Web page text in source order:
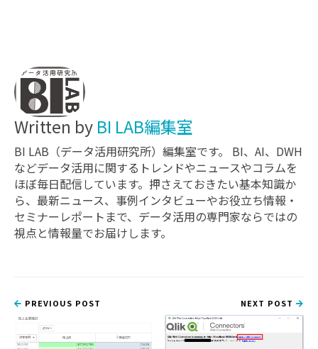
Written by BI LAB編集室
BI LAB（データ活用研究所）編集室です。 BI、AI、DWH
などデータ活用に関するトレンドやニュースやコラムを
ほぼ毎日配信しています。押さえておきたい基本知識か
ら、最新ニュース、事例インタビューやお役立ち情報・
セミナーレポートまで、データ活用の専門家ならではの
視点と情報量でお届けします。
PREVIOUS POST NEXT POST